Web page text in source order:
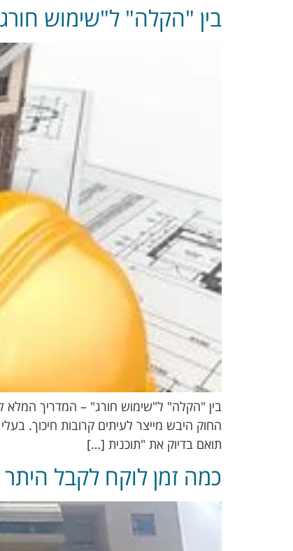
בין "הקלה" ל"שימוש
בין "הקלה" ל"שימוש חורג" – המדריך המלא
החוק היבש מייצר לעיתים קרובות חיכוך.
תואם בדיוק את "תוכנית […]
כמה זמן לוקח לקבל היתר